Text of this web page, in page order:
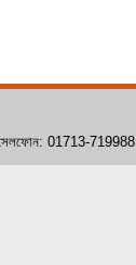
সেলফোন: